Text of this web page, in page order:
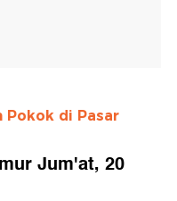
Pokok di Pasar
Jum'at, 20